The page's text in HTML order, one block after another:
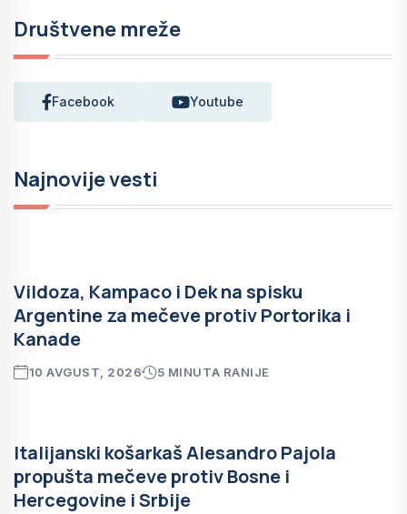
Društvene mreže
Facebook Youtube
Najnovije vesti
Vildoza, Kampaco i Dek na spisku
Argentine za mečeve protiv Portorika i
Kanade
10 AVGUST, 2026 5 MINUTA RANIJE
Italijanski košarkaš Alesandro Pajola
propušta mečeve protiv Bosne i
Hercegovine i Srbije